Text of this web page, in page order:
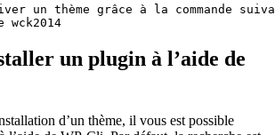
un thème grâce à la commande
wck2014
un plugin à l’aide de
d’un thème, il vous est possible